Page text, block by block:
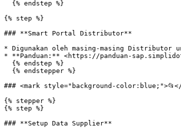
{% step %}
### **Smart Portal Distributor**
* Digunakan oleh masing-masing Distributor
* **Panduan:** <https://panduan-
### <mark style="background-
{% stepper %}
{% step %}
### **Setup Data Supplier**